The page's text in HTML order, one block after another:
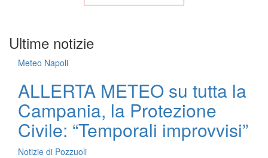
Ultime notizie
Meteo Napoli
ALLERTA METEO su tutta la
Campania, la Protezione
Civile: “Temporali improvvisi”
Notizie di Pozzuoli